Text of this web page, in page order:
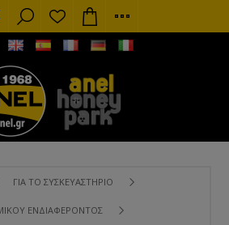
ΓΙΑ ΤΟ ΣΥΣΚΕΥΑΣΤΉΡΙΟ
ΕΝΔΙΑΦΈΡΟΝΤΟΣ